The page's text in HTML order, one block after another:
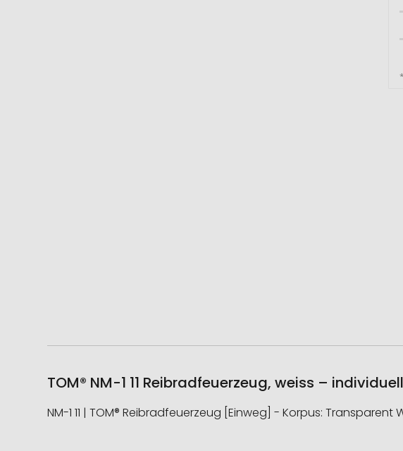
TOM® NM-1 11 Reibradfeuerzeug, weiss –
NM-1 11 | TOM® Reibradfeuerzeug [Einweg] - Korpus: